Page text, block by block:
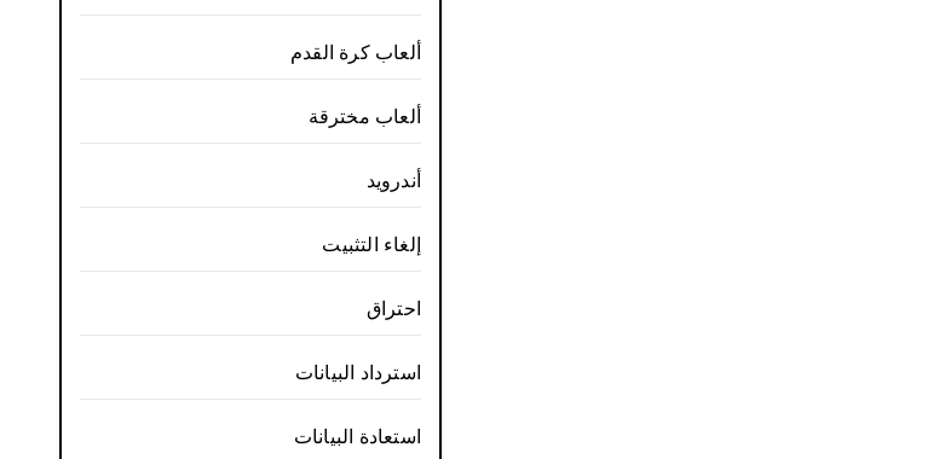
ألعاب كرة القدم
ألعاب مخترقة
أندرويد
إلغاء التثبيت
احتراق
استرداد البيانات
استعادة البيانات